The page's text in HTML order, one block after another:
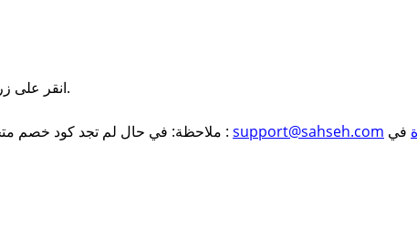
انقر على زر “احصل على الكوبون” لنسخ كود خصم متجر المثالي الخاص بك.
ملاحظة: في حال لم تجد كود خصم أو البريد الإلكتروني التالي : support@sahseh.com في